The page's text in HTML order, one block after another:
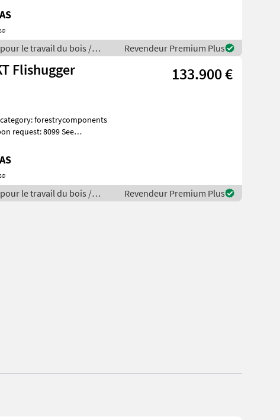
le travail du bois /
Revendeur Premium Plus
Flishugger 133.900 €
request: 8099 See
le travail du bois /
Revendeur Premium Plus